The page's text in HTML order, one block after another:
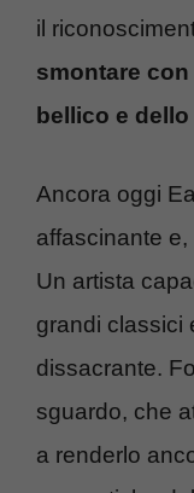
il
smontare
bellico e
Ancora oggi
affascinante
Un artista
grandi classici
dissacrante.
sguardo, che
a renderlo